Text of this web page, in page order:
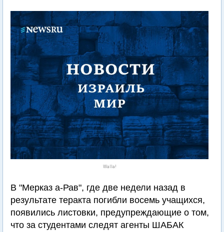
Walla!
В "Мерказ а-Рав", где две недели назад в
результате теракта погибли восемь учащихся,
появились листовки, предупреждающие о том,
что за студентами следят агенты ШАБАК